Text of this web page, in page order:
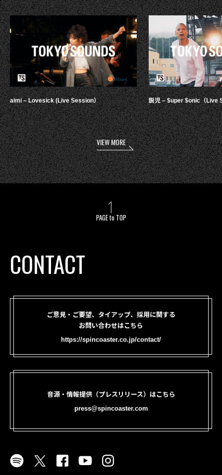
aimi – Lovesick (Live Session） 鋭児 – $uper $onic（Live
VIEW MORE
PAGE to TOP
CONTACT
ご意見・ご要望、タイアップ、採用に関する
お問い合わせはこちら
https://spincoaster.co.jp/contact/
音源・情報提供（プレスリリース）はこちら
press@spincoaster.com